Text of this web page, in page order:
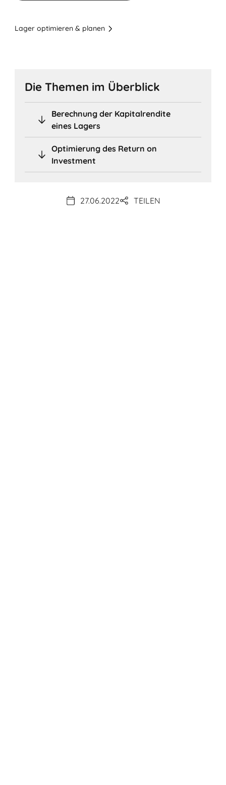
Lager optimieren & planen
Die Themen im Überblick
Berechnung der Kapitalrendite
eines Lagers
Optimierung des Return on
Investment
27.06.2022 TEILEN